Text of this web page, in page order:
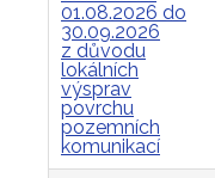
01.08.2026 do
30.09.2026
z důvodu
lokálních
výsprav
povrchu
pozemních
komunikací